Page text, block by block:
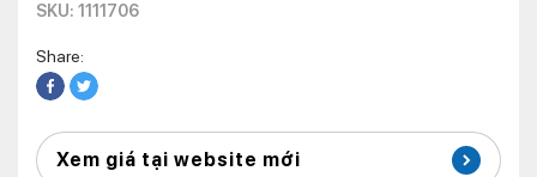
SKU: 1111706
Share:
Xem giá tại website mới